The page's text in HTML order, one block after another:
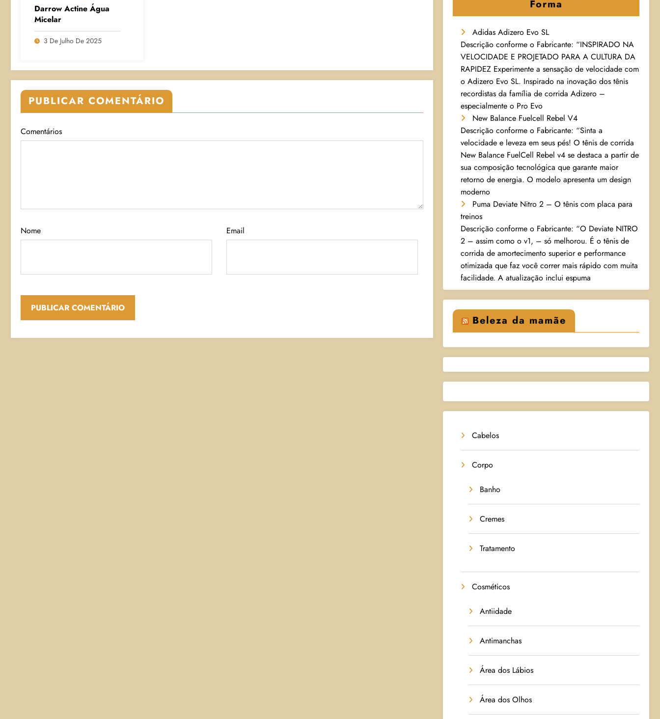
Darrow Actine Água
Micelar
3 De Julho De 2025
PUBLICAR COMENTÁRIO
Comentários
Nome Email
Forma
Adidas Adizero Evo SL
Descrição conforme o Fabricante: “INSPIRADO NA
VELOCIDADE E PROJETADO PARA A CULTURA DA
RAPIDEZ Experimente a sensação de velocidade com
o Adizero Evo SL. Inspirado na inovação dos tênis
recordistas da família de corrida Adizero –
especialmente o Pro Evo
New Balance Fuelcell Rebel V4
Descrição conforme o Fabricante: “Sinta a
velocidade e leveza em seus pés! O tênis de corrida
New Balance FuelCell Rebel v4 se destaca a partir de
sua composição tecnológica que garante maior
retorno de energia. O modelo apresenta um design
moderno
Puma Deviate Nitro 2 – O tênis com placa para
treinos
Descrição conforme o Fabricante: “O Deviate NITRO
2 – assim como o v1, – só melhorou. É o tênis de
corrida de amortecimento superior e performance
otimizada que faz você correr mais rápido com muita
facilidade. A atualização inclui espuma
Beleza da mamãe
Cabelos
Corpo
Banho
Cremes
Tratamento
Cosméticos
Antiidade
Antimanchas
Área dos Lábios
Área dos Olhos